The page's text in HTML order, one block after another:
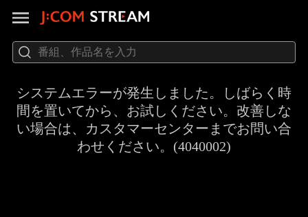
システムエラーが発生しました。しばらく時
間を置いてから、お試しください。改善しな
い場合は、カスタマーセンターまでお問い合
わせください。(4040002)